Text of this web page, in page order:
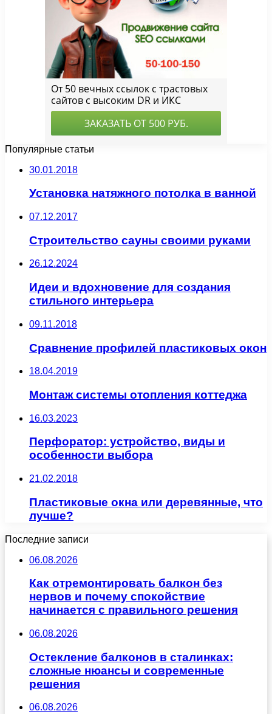
Популярные статьи
30.01.2018
Установка натяжного потолка в ванной
07.12.2017
Строительство сауны своими руками
26.12.2024
Идеи и вдохновение для создания
стильного интерьера
09.11.2018
Сравнение профилей пластиковых окон
18.04.2019
Монтаж системы отопления коттеджа
16.03.2023
Перфоратор: устройство, виды и
особенности выбора
21.02.2018
Пластиковые окна или деревянные, что
лучше?
Последние записи
06.08.2026
Как отремонтировать балкон без
нервов и почему спокойствие
начинается с правильного решения
06.08.2026
Остекление балконов в сталинках:
сложные нюансы и современные
решения
06.08.2026